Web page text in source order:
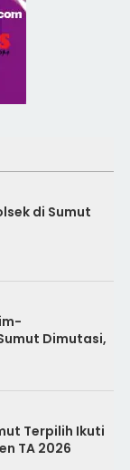
di Sumut
Dimutasi,
Terpilih Ikuti
TA 2026